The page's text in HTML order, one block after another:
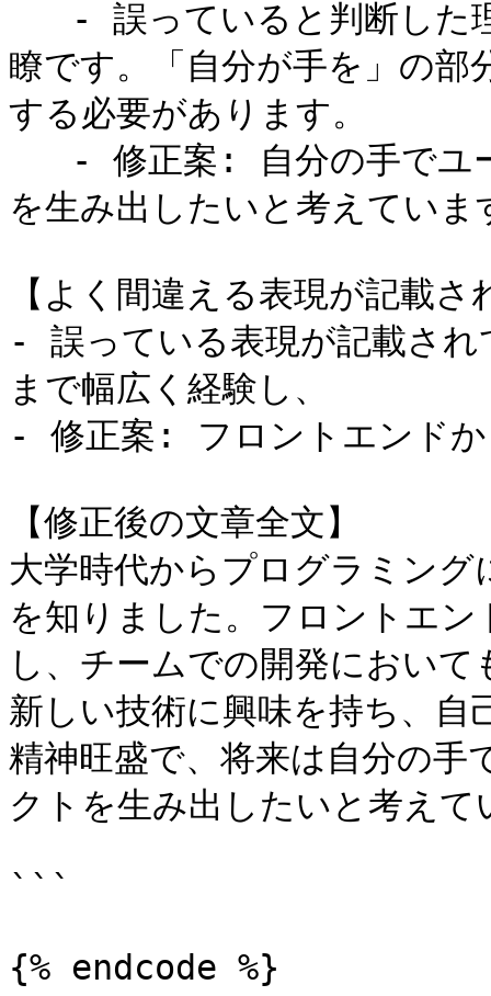
瞭です。「自分が手を」の部
する必要があります。
を生み出したいと考えていま
【よく間違える表現が記載
- 誤っている表現が記載さ
まで幅広く経験し、
- 修正案: フロントエンドか
【修正後の文章全文】
大学時代からプログラミン
を知りました。フロントエ
し、チームでの開発におい
新しい技術に興味を持ち、
精神旺盛で、将来は自分の手
クトを生み出したいと考えて
```
{% endcode %}